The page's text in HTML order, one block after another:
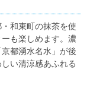
和束町の抹茶を使
も楽しめます。濃
都湧水名水」が後
い清涼感あふれる